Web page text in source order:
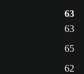
63
63
65
62